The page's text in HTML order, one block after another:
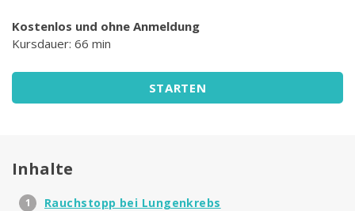
Kostenlos und ohne Anmeldung
Kursdauer: 66 min
STARTEN
Inhalte
Rauchstopp bei Lungenkrebs